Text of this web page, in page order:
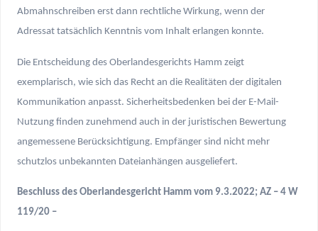
Abmahnschreiben erst dann rechtliche Wirkung, wenn der
Adressat tatsächlich Kenntnis vom Inhalt erlangen konnte.
Die Entscheidung des Oberlandesgerichts Hamm zeigt
exemplarisch, wie sich das Recht an die Realitäten der digitalen
Kommunikation anpasst. Sicherheitsbedenken bei der E-Mail-
Nutzung finden zunehmend auch in der juristischen Bewertung
angemessene Berücksichtigung. Empfänger sind nicht mehr
schutzlos unbekannten Dateianhängen ausgeliefert.
Beschluss des Oberlandesgericht Hamm vom 9.3.2022; AZ – 4 W
119/20 –